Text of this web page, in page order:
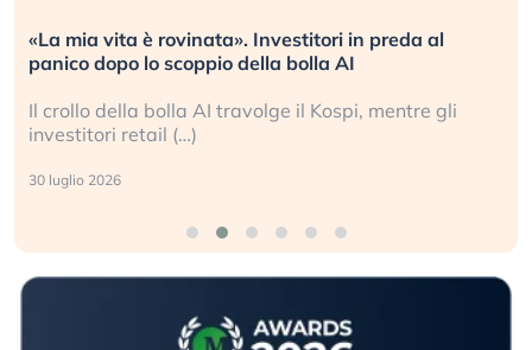
vita è rovinata». Investitori in preda al
lo scoppio della bolla AI
bolla AI travolge il Kospi, mentre gli
retail (…)
Quando
La